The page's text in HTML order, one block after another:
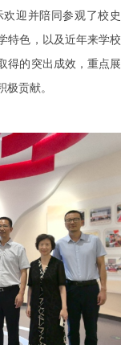
迎并陪同参观了校史
特色，以及近年来学校
得的突出成效，重点展
贡献。